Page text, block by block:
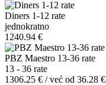
Diners 1-12 rate
jednokratno
1240.94 €
PBZ Maestro 13-36 rate
13 - 36 rate
1306.25 € / već od 36.28 €